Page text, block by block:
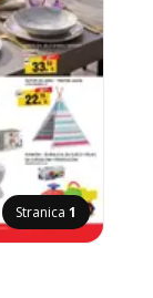
Stranica 1